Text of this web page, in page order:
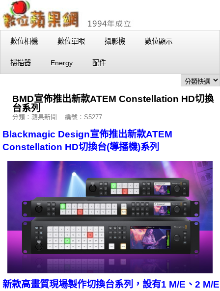
數位相機 數位單眼 攝影機 數位顯示
掃描器 Energy 配件
BMD宣佈推出新款ATEM Constellation HD切換
台系列
分類：蘋果新聞 編號：S5277
Blackmagic Design宣佈推出新款ATEM
Constellation HD切換台(導播機)系列
新款高畫質現場製作切換台系列，設有1 M/E、2 M/E